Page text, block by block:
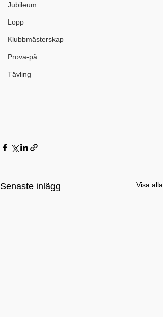
Jubileum
Lopp
Klubbmästerskap
Prova-på
Tävling
Senaste inlägg Visa alla